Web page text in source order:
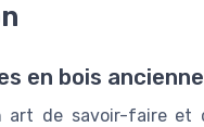
en bois
de savoir-faire et